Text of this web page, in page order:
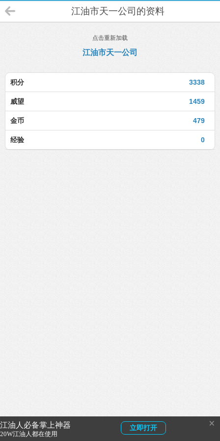
江油人必备掌上神器
20W江油人都在使用
立即打开 ×
江油市天一公司的资料
点击重新加载
江油市天一公司
3338
积分
1459
威望
479
金币
0
经验